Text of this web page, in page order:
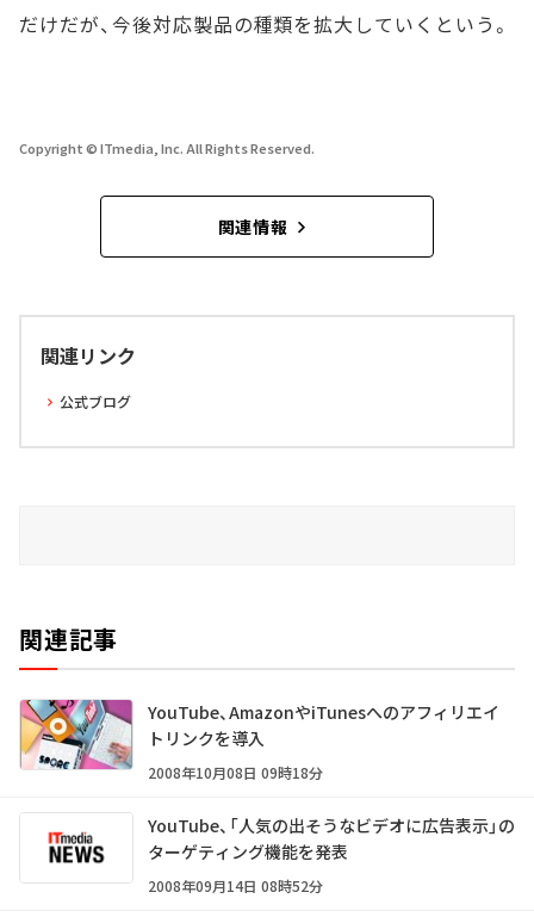
だけだが、今後対応製品の種類を拡大していくという。
Copyright © ITmedia, Inc. All Rights Reserved.
関連情報
関連リンク
公式ブログ
関連記事
YouTube、AmazonやiTunesへのアフィリエイ
トリンクを導入
2008年10月08日 09時18分
YouTube、「人気の出そうなビデオに広告表示」の
ターゲティング機能を発表
2008年09月14日 08時52分